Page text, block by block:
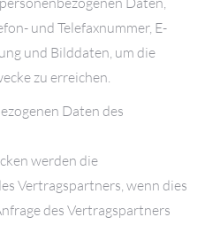
und Telefaxnummer, E-
und Bilddaten, um die
zu erreichen.
Daten des
werden die
Vertragspartners, wenn dies
des Vertragspartners